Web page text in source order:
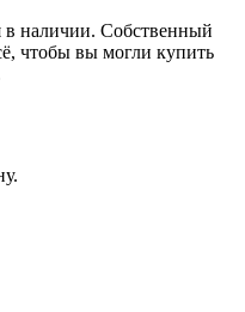
в наличии. Собственный
чтобы вы могли купить